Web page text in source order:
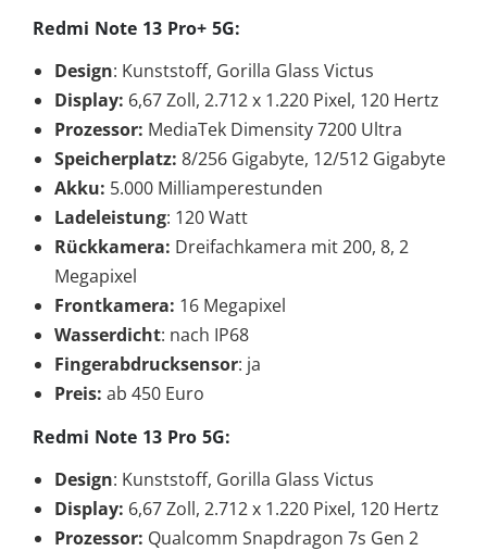
Redmi Note 13 Pro+ 5G:
Design: Kunststoff, Gorilla Glass Victus
Display: 6,67 Zoll, 2.712 x 1.220 Pixel, 120 Hertz
Prozessor: MediaTek Dimensity 7200 Ultra
Speicherplatz: 8/256 Gigabyte, 12/512 Gigabyte
Akku: 5.000 Milliamperestunden
Ladeleistung: 120 Watt
Rückkamera: Dreifachkamera mit 200, 8, 2
Megapixel
Frontkamera: 16 Megapixel
Wasserdicht: nach IP68
Fingerabdrucksensor: ja
Preis: ab 450 Euro
Redmi Note 13 Pro 5G:
Design: Kunststoff, Gorilla Glass Victus
Display: 6,67 Zoll, 2.712 x 1.220 Pixel, 120 Hertz
Prozessor: Qualcomm Snapdragon 7s Gen 2